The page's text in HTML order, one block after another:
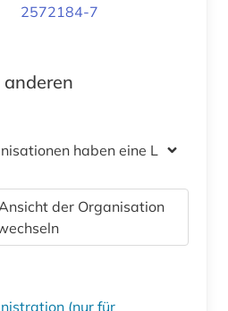
2572184-7
haben eine Lizenz
der Organisation
(nur für